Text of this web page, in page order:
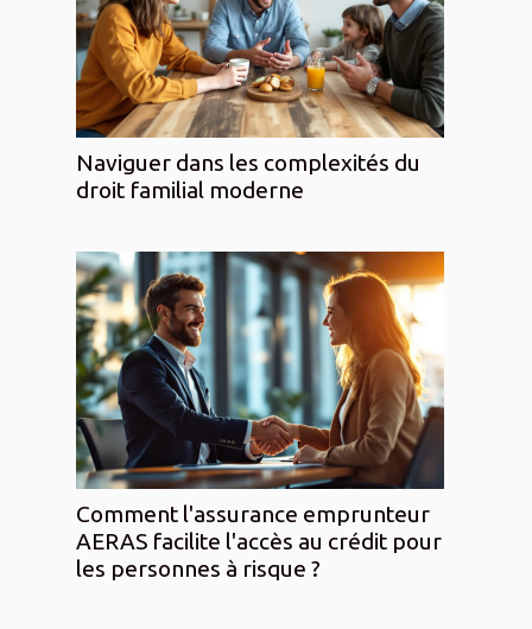
Naviguer dans les complexités du
droit familial moderne
Comment l'assurance emprunteur
AERAS facilite l'accès au crédit pour
les personnes à risque ?